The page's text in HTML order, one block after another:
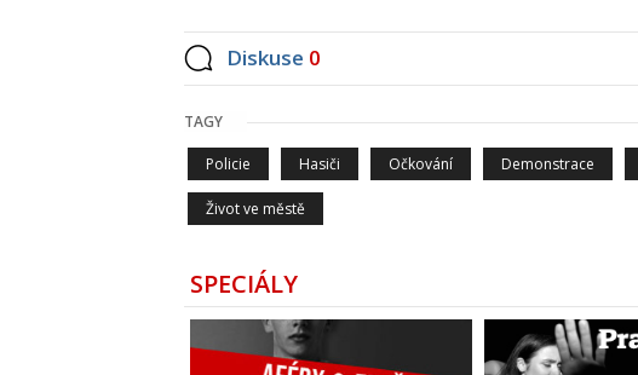
Diskuse 0
TAGY
Policie Hasiči Očkování Demonstrace
Život ve městě
SPECIÁLY